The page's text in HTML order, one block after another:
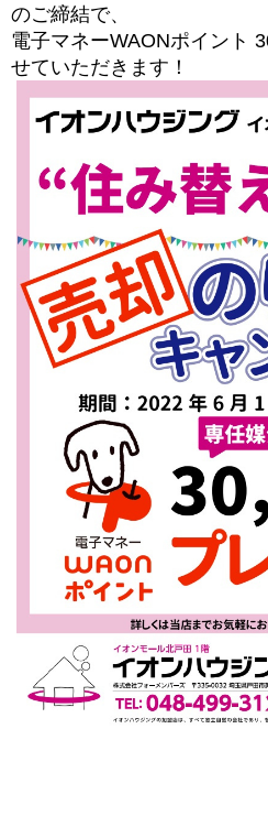
のご締結で、
電子マネーWAONポイント
せていただきます！